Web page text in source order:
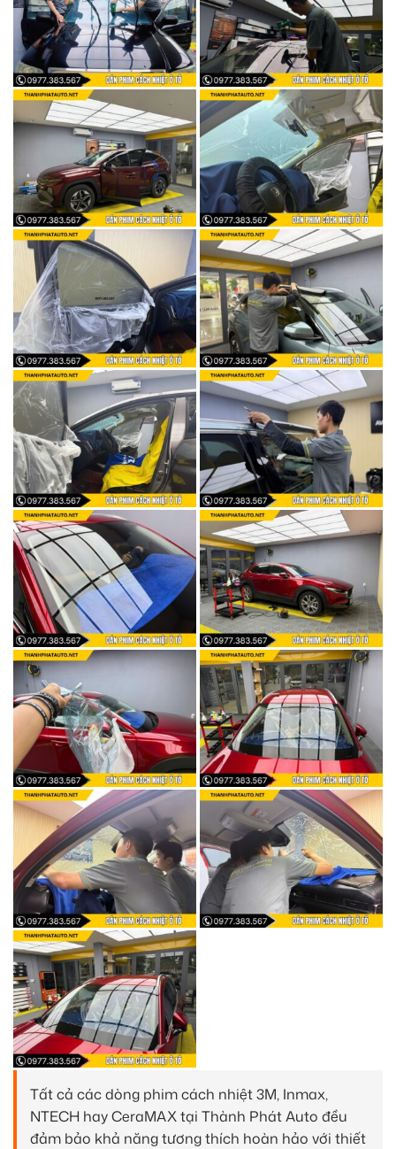
Tất cả các dòng phim cách nhiệt 3M, Inmax,
NTECH hay CeraMAX tại Thành Phát Auto đều
đảm bảo khả năng tương thích hoàn hảo với thiết